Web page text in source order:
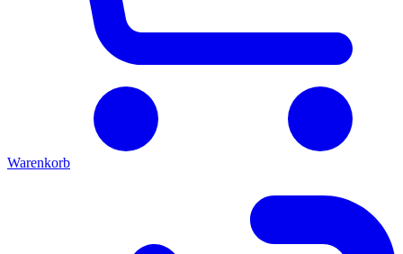
Warenkorb